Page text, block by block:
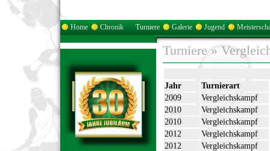
Home Chronik Turniere Galerie Jugend
Turniere »
Jahr
Turnierart
2009
Vergleichskampf
2010
Vergleichskampf
2010
Vergleichskampf
2012
Vergleichskampf
2012
Vergleichskampf